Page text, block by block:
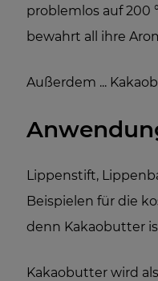
problemlos auf 200
bewahrt all ihre
Außerdem ...
Lippenstift,
Beispielen für die
denn Kakaobutter
Kakaobutter wird